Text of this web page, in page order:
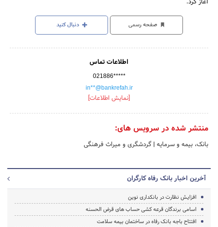
صفحه رسمی دنبال کنید
اطلاعات تماس
021886*****
in**@bankrefah.ir
[نمایش اطلاعات]
منتشر شده در سرویس های:
بانک، بیمه و سرمایه | گردشگری و میراث فرهنگی
آخرین اخبار بانک رفاه کارگران
افزایش نظارت در بانکداری نوین
اسامی برندگان قرعه کشی حساب های قرض الحسنه
افتتاح باجه بانک رفاه در ساختمان بیمه سلامت